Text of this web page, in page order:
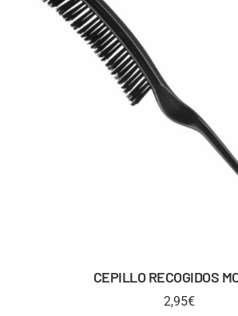
CEPILLO RECOGIDOS
2,95€